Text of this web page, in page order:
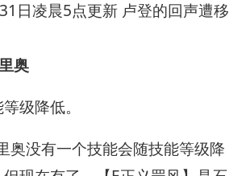
奥
级降低。
奥没有一个技能会随技能等级降